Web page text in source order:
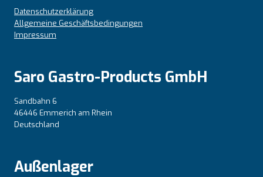
Datenschutzerklärung
Allgemeine Geschäftsbedingungen
Impressum
Saro Gastro-Products GmbH
Sandbahn 6
46446 Emmerich am Rhein
Deutschland
Außenlager